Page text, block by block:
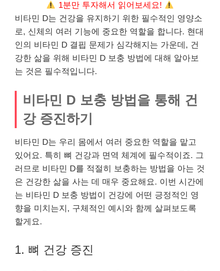
1분만 투자해서 읽어보세요!
비타민 D는 건강을 유지하기 위한 필수적인 영양소
로, 신체의 여러 기능에 중요한 역할을 합니다. 현대
인의 비타민 D 결핍 문제가 심각해지는 가운데, 건
강한 삶을 위해 비타민 D 보충 방법에 대해 알아보
는 것은 필수적입니다.
비타민 D 보충 방법을 통해 건
강 증진하기
비타민 D는 우리 몸에서 여러 중요한 역할을 맡고
있어요. 특히 뼈 건강과 면역 체계에 필수적이죠. 그
러므로 비타민 D를 적절히 보충하는 방법을 아는 것
은 건강한 삶을 사는 데 매우 중요해요. 이번 시간에
는 비타민 D 보충 방법이 건강에 어떤 긍정적인 영
향을 미치는지, 구체적인 예시와 함께 살펴보도록
할게요.
1. 뼈 건강 증진